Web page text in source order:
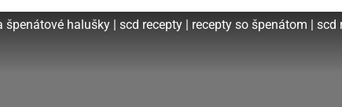
halušky | scd recepty | recepty so špenátom | scd